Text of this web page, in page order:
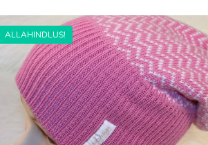
ALLAHINDLUS!